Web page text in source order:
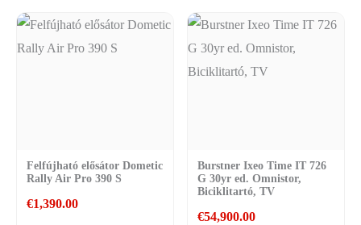
Felfújható elősátor Dometic
Rally Air Pro 390 S
€1,390.00
Burstner Ixeo Time IT 726
G 30yr ed. Omnistor,
Biciklitartó, TV
€54,900.00